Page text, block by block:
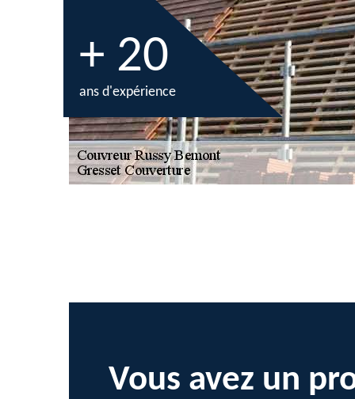
+ 20
ans d'expérience
Vous avez un